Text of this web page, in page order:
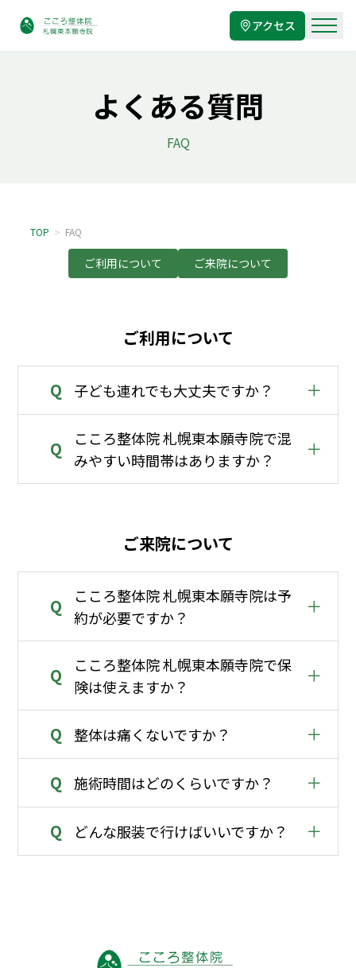
アクセス
よくある質問
FAQ
TOP > FAQ
ご利用について ご来院について
ご利用について
Q 子ども連れでも大丈夫ですか？ ＋
Q
こころ整体院 札幌東本願寺院で混
みやすい時間帯はありますか？
＋
ご来院について
Q
こころ整体院 札幌東本願寺院は予
約が必要ですか？
＋
Q
こころ整体院 札幌東本願寺院で保
険は使えますか？
＋
Q 整体は痛くないですか？ ＋
Q 施術時間はどのくらいですか？ ＋
Q どんな服装で行けばいいですか？ ＋